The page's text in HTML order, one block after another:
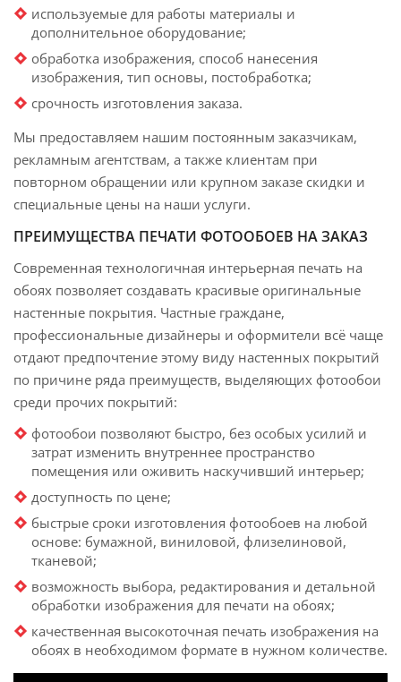
используемые для работы материалы и
дополнительное оборудование;
обработка изображения, способ нанесения
изображения, тип основы, постобработка;
срочность изготовления заказа.
Мы предоставляем нашим постоянным заказчикам,
рекламным агентствам, а также клиентам при
повторном обращении или крупном заказе скидки и
специальные цены на наши услуги.
ПРЕИМУЩЕСТВА ПЕЧАТИ ФОТООБОЕВ НА ЗАКАЗ
Современная технологичная интерьерная печать на
обоях позволяет создавать красивые оригинальные
настенные покрытия. Частные граждане,
профессиональные дизайнеры и оформители всё чаще
отдают предпочтение этому виду настенных покрытий
по причине ряда преимуществ, выделяющих фотообои
среди прочих покрытий:
фотообои позволяют быстро, без особых усилий и
затрат изменить внутреннее пространство
помещения или оживить наскучивший интерьер;
доступность по цене;
быстрые сроки изготовления фотообоев на любой
основе: бумажной, виниловой, флизелиновой,
тканевой;
возможность выбора, редактирования и детальной
обработки изображения для печати на обоях;
качественная высокоточная печать изображения на
обоях в необходимом формате в нужном количестве.